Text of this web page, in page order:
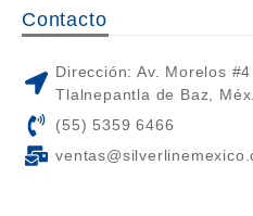
Contacto
Dirección: Av. Morelos
Tlalnepantla de Baz, Méx.
(55) 5359 6466